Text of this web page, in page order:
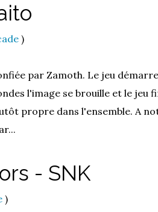
)
par Zamoth. Le jeu
l'image se brouille et le
propre dans l'ensemble. A
- SNK
)